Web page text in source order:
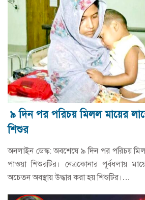
৯ দিন পর পরিচয় মিলল মায়ের
শিশুর
অনলাইন ডেস্ক: অবশেষে ৯ দিন পর পরিচয়
পাওয়া শিশুরটির। নেত্রকোনার পূর্বধলায়
অচেতন অবস্থায় উদ্ধার করা হয় শিশুটির।…